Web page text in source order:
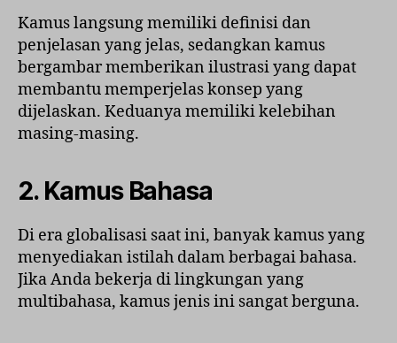
Kamus langsung memiliki definisi dan
penjelasan yang jelas, sedangkan kamus
bergambar memberikan ilustrasi yang dapat
membantu memperjelas konsep yang
dijelaskan. Keduanya memiliki kelebihan
masing-masing.
2. Kamus Bahasa
Di era globalisasi saat ini, banyak kamus yang
menyediakan istilah dalam berbagai bahasa.
Jika Anda bekerja di lingkungan yang
multibahasa, kamus jenis ini sangat berguna.